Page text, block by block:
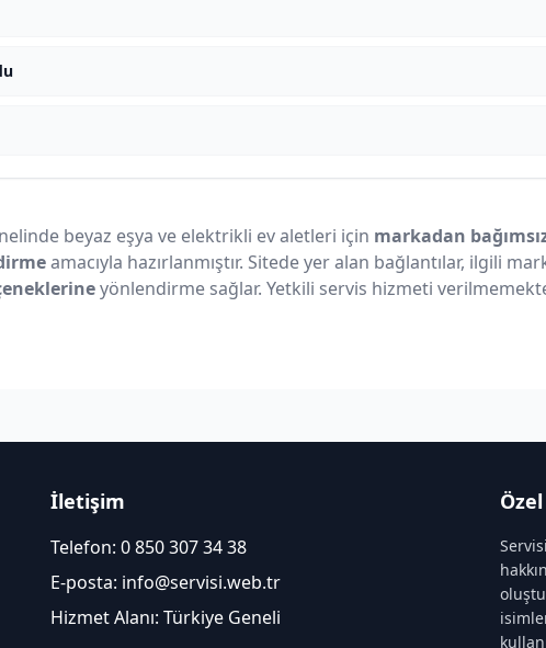
beyaz eşya ve elektrikli ev aletleri için markadan
amacıyla hazırlanmıştır. Sitede yer alan bağlantılar, ilgili
yönlendirme sağlar. Yetkili servis hizmeti
İletişim
Telefon: 0 850 307 34 38
E-posta: info@servisi.web.tr
Hizmet Alanı: Türkiye Geneli